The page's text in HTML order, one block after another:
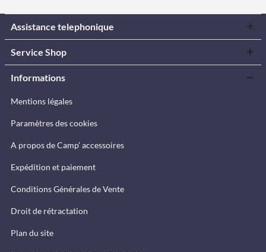
Assistance telephonique
Service Shop
Informations
Mentions légales
Paramètres des cookies
A propos de Camp’ accessoires
Expédition et paiement
Conditions Générales de Vente
Droit de rétractation
Plan du site